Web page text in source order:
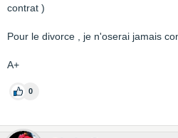
contrat )
Pour le divorce , je n'oserai jamais
A+
0